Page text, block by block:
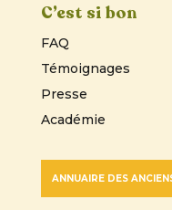
C’est si bon
FAQ
Témoignages
Presse
Académie
ANNUAIRE DES